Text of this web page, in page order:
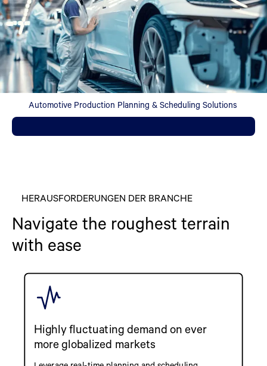
Automotive Production Planning & Scheduling Solutions
HERAUSFORDERUNGEN DER BRANCHE
Navigate the roughest terrain
with ease
Highly fluctuating demand on ever
more globalized markets